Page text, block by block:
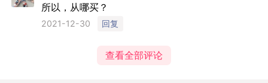
所以，从哪买？
2021-12-30 回复
查看全部评论